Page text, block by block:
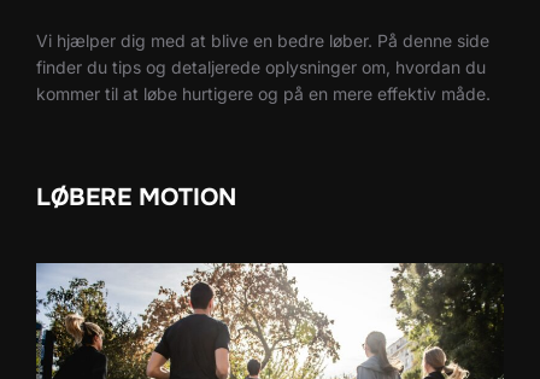
Vi hjælper dig med at blive en bedre løber. På denne side
finder du tips og detaljerede oplysninger om, hvordan du
kommer til at løbe hurtigere og på en mere effektiv måde.
LØBERE MOTION